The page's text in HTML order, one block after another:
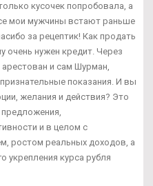
кусочек попробовала, а
мои мужчины встают раньше
за рецептик! Как продать
очень нужен кредит. Через
и сам Шурман,
показания. И вы
желания и действия? Это
и в целом с
ростом реальных доходов, а
укрепления курса рубля